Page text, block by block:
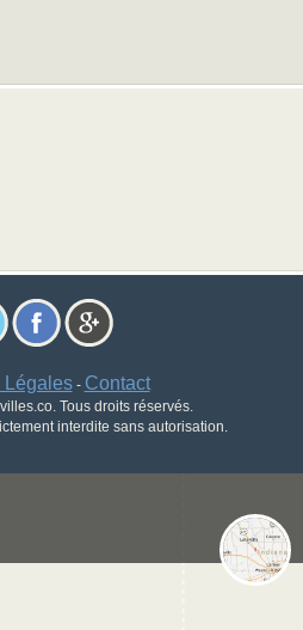
Légales- Contact
Tous droits réservés.
interdite sans autorisation.